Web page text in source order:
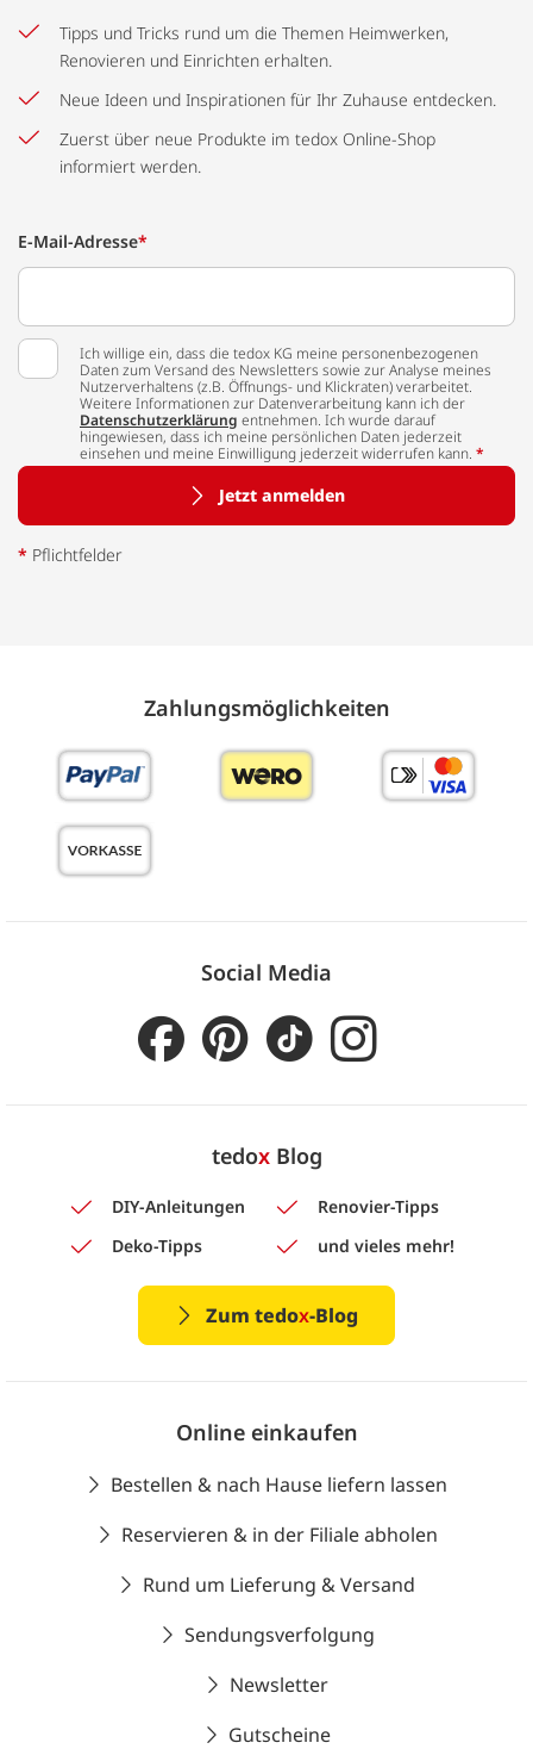
Tipps und Tricks rund um die Themen Heimwerken,
Renovieren und Einrichten erhalten.
Neue Ideen und Inspirationen für Ihr Zuhause entdecken.
Zuerst über neue Produkte im tedox Online-Shop
informiert werden.
E-Mail-Adresse*
Ich willige ein, dass die tedox KG meine personenbezogenen
Daten zum Versand des Newsletters sowie zur Analyse meines
Nutzerverhaltens (z.B. Öffnungs- und Klickraten) verarbeitet.
Weitere Informationen zur Datenverarbeitung kann ich der
Datenschutzerklärung entnehmen. Ich wurde darauf
hingewiesen, dass ich meine persönlichen Daten jederzeit
einsehen und meine Einwilligung jederzeit widerrufen kann. *
Jetzt anmelden
* Pflichtfelder
Zahlungs­möglich­keiten
Social Media
tedoxBlog
DIY-Anleitungen
Renovier-Tipps
Deko-Tipps
und vieles mehr!
Zum tedox-Blog
Online einkaufen
Bestellen & nach Hause liefern lassen
Reservieren & in der Filiale abholen
Rund um Lieferung & Versand
Sendungsverfolgung
Newsletter
Gutscheine